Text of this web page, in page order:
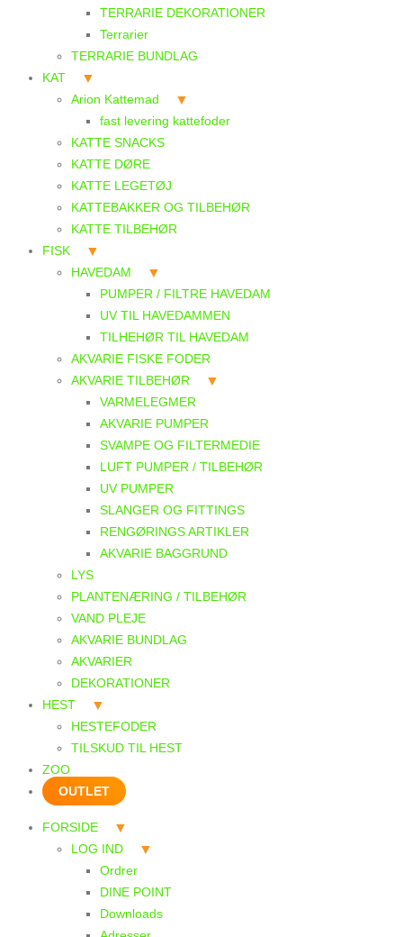
TERRARIE DEKORATIONER
Terrarier
TERRARIE BUNDLAG
KAT
Arion Kattemad
fast levering kattefoder
KATTE SNACKS
KATTE DØRE
KATTE LEGETØJ
KATTEBAKKER OG TILBEHØR
KATTE TILBEHØR
FISK
HAVEDAM
PUMPER / FILTRE HAVEDAM
UV TIL HAVEDAMMEN
TILHEHØR TIL HAVEDAM
AKVARIE FISKE FODER
AKVARIE TILBEHØR
VARMELEGMER
AKVARIE PUMPER
SVAMPE OG FILTERMEDIE
LUFT PUMPER / TILBEHØR
UV PUMPER
SLANGER OG FITTINGS
RENGØRINGS ARTIKLER
AKVARIE BAGGRUND
LYS
PLANTENÆRING / TILBEHØR
VAND PLEJE
AKVARIE BUNDLAG
AKVARIER
DEKORATIONER
HEST
HESTEFODER
TILSKUD TIL HEST
ZOO
OUTLET
FORSIDE
LOG IND
Ordrer
DINE POINT
Downloads